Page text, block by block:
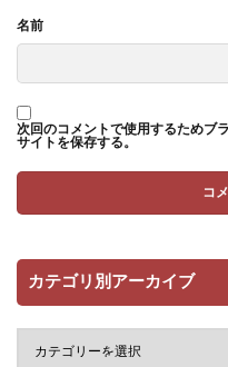
名前
次回のコメントで使用するためブ
サイトを保存する。
カテゴリ別アーカイブ